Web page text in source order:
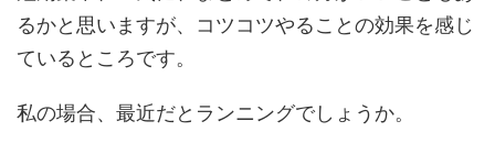
るかと思いますが、コツコツやることの効果を感じ
ているところです。
私の場合、最近だとランニングでしょうか。